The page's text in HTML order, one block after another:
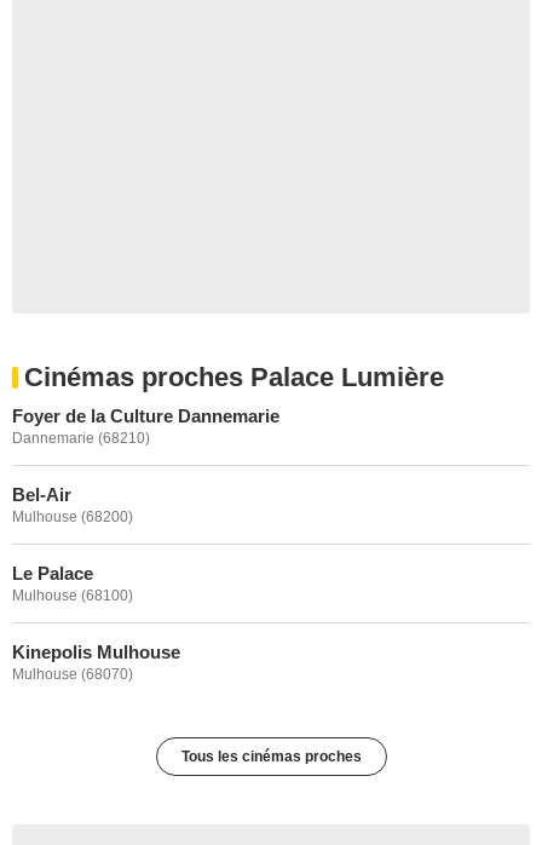
Cinémas proches Palace Lumière
Foyer de la Culture Dannemarie
Dannemarie (68210)
Bel-Air
Mulhouse (68200)
Le Palace
Mulhouse (68100)
Kinepolis Mulhouse
Mulhouse (68070)
Tous les cinémas proches